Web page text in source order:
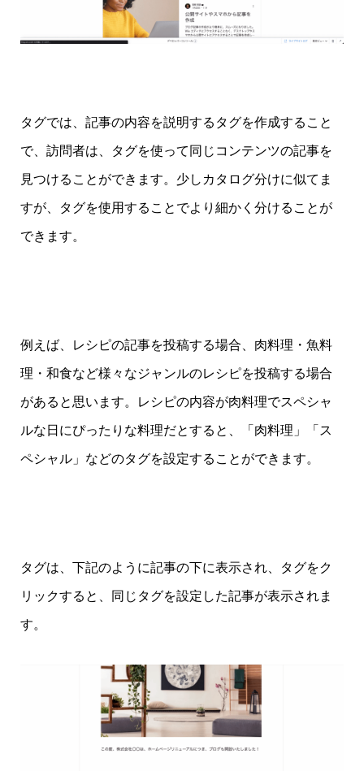
タグでは、記事の内容を説明するタグを作成すること
で、訪問者は、タグを使って同じコンテンツの記事を
見つけることができます。少しカタログ分けに似てま
すが、タグを使用することでより細かく分けることが
できます。
例えば、レシピの記事を投稿する場合、肉料理・魚料
理・和食など様々なジャンルのレシピを投稿する場合
があると思います。レシピの内容が肉料理でスペシャ
ルな日にぴったりな料理だとすると、「肉料理」「ス
ペシャル」などのタグを設定することができます。
タグは、下記のように記事の下に表示され、タグをク
リックすると、同じタグを設定した記事が表示されま
す。